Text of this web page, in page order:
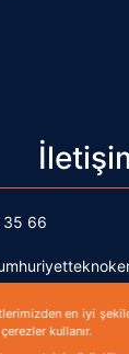
66
Kardeşler
en iyi
kullanır.